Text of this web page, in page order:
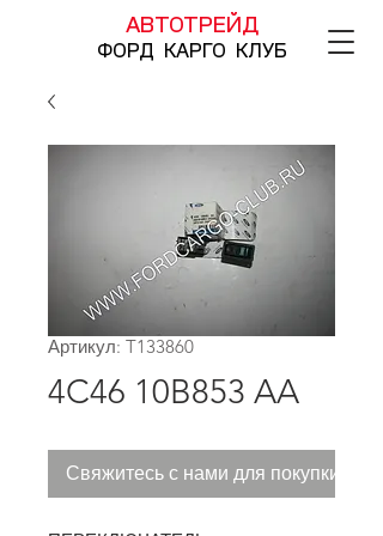
АВТОТРЕЙД
ФОРД КАРГО КЛУБ
Артикул: T133860
4C46 10B853 AA
Свяжитесь с нами для покупки